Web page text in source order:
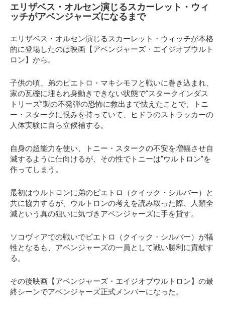
エリザベス・オルセン演じるスカーレット・ウィ
ッチがアベンジャーズになるまで
エリザベス・オルセン演じるスカーレット・ウィッチが本格
的に登場したのは映画【アベンジャーズ・エイジオブウルト
ロン】から。
子供の頃、弟のピエトロ・マキシモフと戦いに巻き込まれ、
家の瓦礫に埋もれ身動きできない状態で”スタークインダス
トリーズ”製の不発弾の恐怖に救出まで怯えたことで、トニ
ー・スタークに恨みを持っていて、ヒドラのストラッカーの
人体実験に自ら立候補する。
自身の超能力を使い、トニー・スタークの不安を増幅させ自
滅するように仕向けるが、その性でトニーは”ウルトロン”を
作ってしまう。
最初はウルトロンに弟のピエトロ（クイック・シルバー）と
共に協力するが、ウルトロンの考えを読み取った際、人類全
滅という真の狙いに気づきアベンジャーズに手を貸す。
ソコヴィアでの戦いでピエトロ（クイック・シルバー）が犠
牲となるも、アベンジャーズの一員として戦い勝利に貢献す
る。
その後映画【アベンジャーズ・エイジオブウルトロン】の最
終シーンでアベンジャーズ正式メンバーになった。